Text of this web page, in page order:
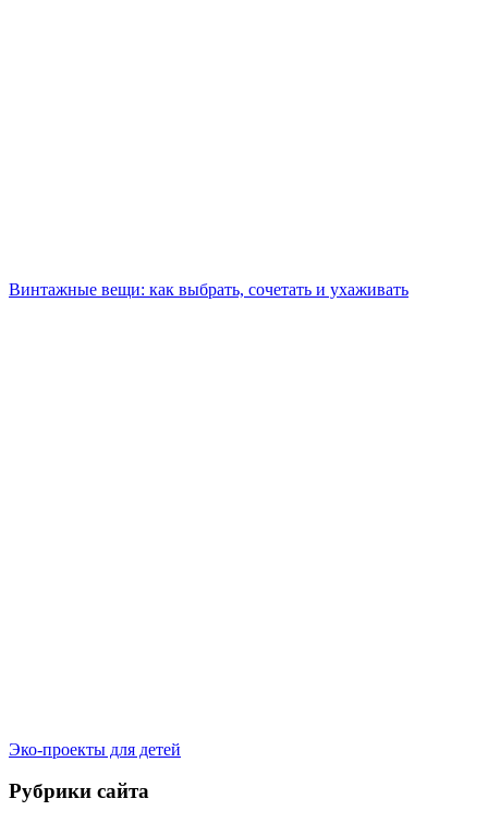
Винтажные вещи: как выбрать, сочетать и ухаживать
Эко-проекты для детей
Рубрики сайта